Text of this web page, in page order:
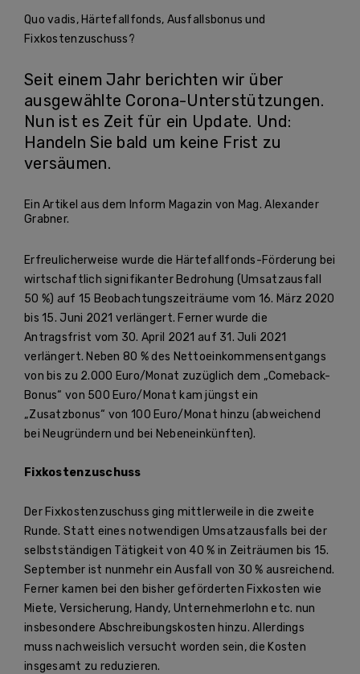
Quo vadis, Härtefallfonds, Ausfallsbonus und
Fixkostenzuschuss?
Seit einem Jahr berichten wir über
ausgewählte Corona-Unterstützungen.
Nun ist es Zeit für ein Update. Und:
Handeln Sie bald um keine Frist zu
versäumen.
Ein Artikel aus dem Inform Magazin von Mag. Alexander
Grabner.
Erfreulicherweise wurde die Härtefallfonds-Förderung bei
wirtschaftlich signifikanter Bedrohung (Umsatzausfall
50 %) auf 15 Beobachtungszeiträume vom 16. März 2020
bis 15. Juni 2021 verlängert. Ferner wurde die
Antragsfrist vom 30. April 2021 auf 31. Juli 2021
verlängert. Neben 80 % des Nettoeinkommensentgangs
von bis zu 2.000 Euro/Monat zuzüglich dem „Comeback-
Bonus“ von 500 Euro/Monat kam jüngst ein
„Zusatzbonus“ von 100 Euro/Monat hinzu (abweichend
bei Neugründern und bei Nebeneinkünften).
Fixkostenzuschuss
Der Fixkostenzuschuss ging mittlerweile in die zweite
Runde. Statt eines notwendigen Umsatzausfalls bei der
selbstständigen Tätigkeit von 40 % in Zeiträumen bis 15.
September ist nunmehr ein Ausfall von 30 % ausreichend.
Ferner kamen bei den bisher geförderten Fixkosten wie
Miete, Versicherung, Handy, Unternehmerlohn etc. nun
insbesondere Abschreibungskosten hinzu. Allerdings
muss nachweislich versucht worden sein, die Kosten
insgesamt zu reduzieren.